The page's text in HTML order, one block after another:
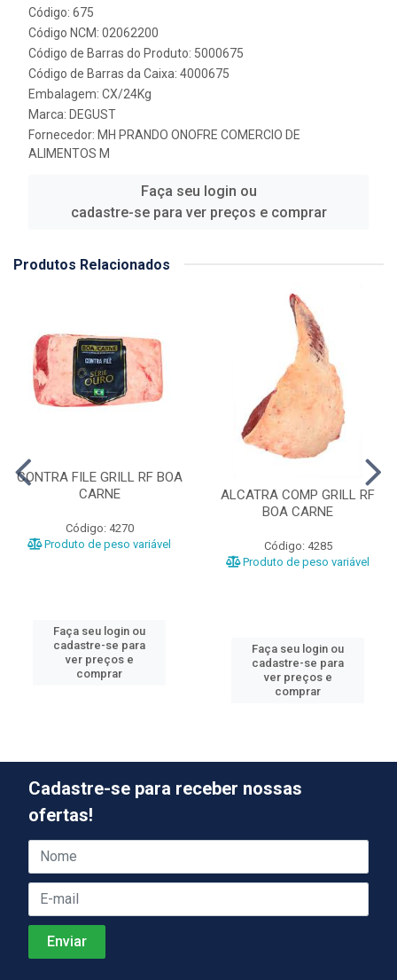
Código: 675
Código NCM: 02062200
Código de Barras do Produto: 5000675
Código de Barras da Caixa: 4000675
Embalagem: CX/24Kg
Marca: DEGUST
Fornecedor: MH PRANDO ONOFRE COMERCIO DE
ALIMENTOS M
Faça seu login ou
cadastre-se para ver preços e comprar
Produtos Relacionados
CONTRA FILE GRILL RF BOA
CARNE
Código: 4270
Produto de peso variável
Faça seu login ou
cadastre-se para
ver preços e
comprar
ALCATRA COMP GRILL RF
BOA CARNE
Código: 4285
Produto de peso variável
Faça seu login ou
cadastre-se para
ver preços e
comprar
Cadastre-se para receber nossas
ofertas!